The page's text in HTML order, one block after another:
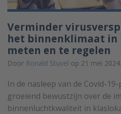
Verminder
het binnenklimaat in
meten en te regelen
Door Ronald Stuvel op 21 mei 2024.
In de nasleep van de Covid-
groeiend bewustzijn over de
binnenluchtkwaliteit in